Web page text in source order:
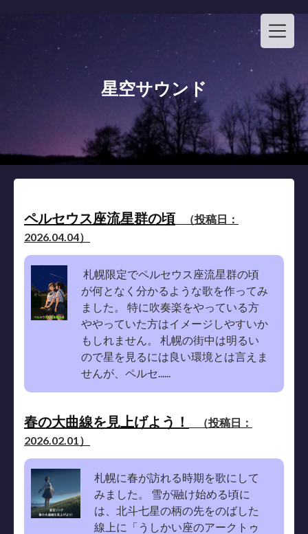
content
星空サウンド
ペルセウス座流星群の頃 （投稿日：
2026.04.04）
札幌限定でペルセウス座流星群の頃
が何となく分かるような歌を作ってみ
ました。 特に吹奏楽をやっている方
ややっていた方はイメージしやすいか
もしれません。 札幌の街中は明るい
ので星を見るには良い環境とは言えま
せんが、ペルセ......
春の大曲線を見上げよう！
（投稿日：
2026.02.01）
札幌に春が訪れる時期を歌にして
みました。 雪が融け始める頃に
は、北斗七星の柄の先をのばした
線上に「うしかい座のアークトゥ